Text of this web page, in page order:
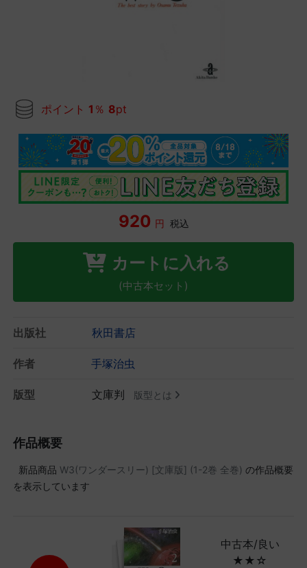
ポイント 1 ％ 8pt
920 円 税込
カートに入れる
(中古本セット)
出版社 秋田書店
作者 手塚治虫
版型 文庫判 版型とは
作品概要
新品商品 W3(ワンダースリー) [文庫版] (1-2巻 全巻) の作品概要
を表示しています
中古本/良い
★★☆